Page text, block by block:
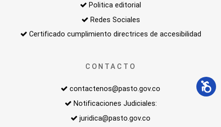
Politica editorial
Redes Sociales
Certificado cumplimiento directrices de accesibilidad
CONTACTO
contactenos@pasto.gov.co
Notificaciones Judiciales:
juridica@pasto.gov.co